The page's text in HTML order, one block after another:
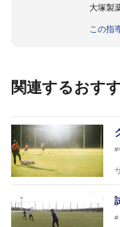
大塚製
四国大
この指
関連するおす
#
#